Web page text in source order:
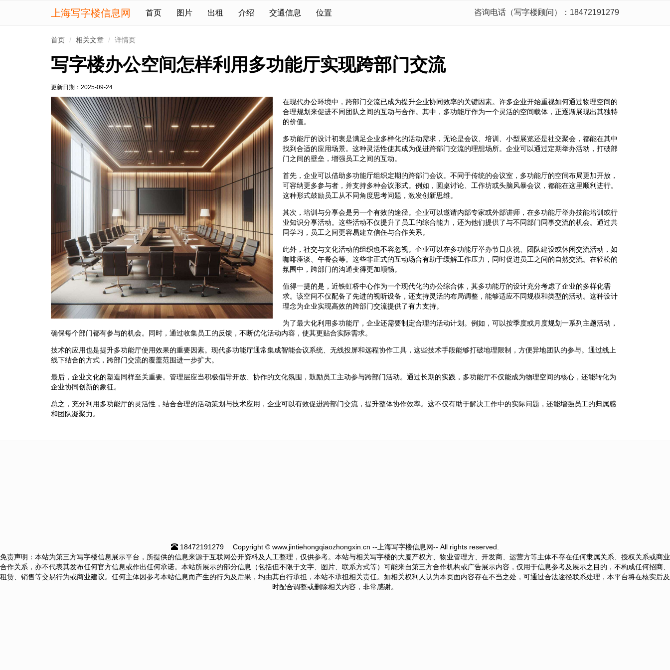
上海写字楼信息网 首页 图片 出租 介绍 交通信息 位置 咨询电话（写字楼顾问）：18472191279
首页 相关文章 详情页
写字楼办公空间怎样利用多功能厅实现跨部门交流
更新日期： 2025-09-24
在现代办公环境中，跨部门交流已成为提升企业协同效率的关键因素。许多企业开始重视如何通过物理空间的
合理规划来促进不同团队之间的互动与合作。其中，多功能厅作为一个灵活的空间载体，正逐渐展现出其独特
的价值。
多功能厅的设计初衷是满足企业多样化的活动需求，无论是会议、培训、小型展览还是社交聚会，都能在其中
找到合适的应用场景。这种灵活性使其成为促进跨部门交流的理想场所。企业可以通过定期举办活动，打破部
门之间的壁垒，增强员工之间的互动。
首先，企业可以借助多功能厅组织定期的跨部门会议。不同于传统的会议室，多功能厅的空间布局更加开放，
可容纳更多参与者，并支持多种会议形式。例如，圆桌讨论、工作坊或头脑风暴会议，都能在这里顺利进行。
这种形式鼓励员工从不同角度思考问题，激发创新思维。
其次，培训与分享会是另一个有效的途径。企业可以邀请内部专家或外部讲师，在多功能厅举办技能培训或行
业知识分享活动。这些活动不仅提升了员工的综合能力，还为他们提供了与不同部门同事交流的机会。通过共
同学习，员工之间更容易建立信任与合作关系。
此外，社交与文化活动的组织也不容忽视。企业可以在多功能厅举办节日庆祝、团队建设或休闲交流活动，如
咖啡座谈、午餐会等。这些非正式的互动场合有助于缓解工作压力，同时促进员工之间的自然交流。在轻松的
氛围中，跨部门的沟通变得更加顺畅。
值得一提的是，近铁虹桥中心作为一个现代化的办公综合体，其多功能厅的设计充分考虑了企业的多样化需
求。该空间不仅配备了先进的视听设备，还支持灵活的布局调整，能够适应不同规模和类型的活动。这种设计
理念为企业实现高效的跨部门交流提供了有力支持。
为了最大化利用多功能厅，企业还需要制定合理的活动计划。例如，可以按季度或月度规划一系列主题活动，
确保每个部门都有参与的机会。同时，通过收集员工的反馈，不断优化活动内容，使其更贴合实际需求。
技术的应用也是提升多功能厅使用效果的重要因素。现代多功能厅通常集成智能会议系统、无线投屏和远程协作工具，这些技术手段能够打破地理限制，方便异地团队的参与。通过线上
线下结合的方式，跨部门交流的覆盖范围进一步扩大。
最后，企业文化的塑造同样至关重要。管理层应当积极倡导开放、协作的文化氛围，鼓励员工主动参与跨部门活动。通过长期的实践，多功能厅不仅能成为物理空间的核心，还能转化为
企业协同创新的象征。
总之，充分利用多功能厅的灵活性，结合合理的活动策划与技术应用，企业可以有效促进跨部门交流，提升整体协作效率。这不仅有助于解决工作中的实际问题，还能增强员工的归属感
和团队凝聚力。
18472191279
Copyright © www.jintiehongqiaozhongxin.cn --上海写字楼信息网-- All rights reserved.
免责声明：本站为第三方写字楼信息展示平台，所提供的信息来源于互联网公开资料及人工整理，仅供参考。本站与相关写字楼的大厦产权方、物业管理方、开发商、运营方等主体不存在任何隶属关系、授权关系或商业
合作关系，亦不代表其发布任何官方信息或作出任何承诺。本站所展示的部分信息（包括但不限于文字、图片、联系方式等）可能来自第三方合作机构或广告展示内容，仅用于信息参考及展示之目的，不构成任何招商、
租赁、销售等交易行为或商业建议。任何主体因参考本站信息而产生的行为及后果，均由其自行承担，本站不承担相关责任。如相关权利人认为本页面内容存在不当之处，可通过合法途径联系处理，本平台将在核实后及
时配合调整或删除相关内容，非常感谢。